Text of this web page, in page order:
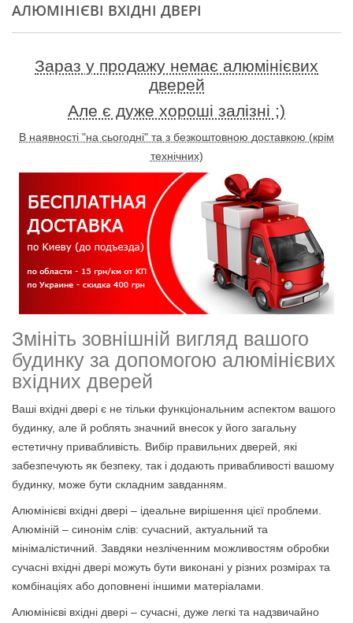
АЛЮМІНІЄВІ ВХІДНІ ДВЕРІ
Зараз у продажу немає алюмінієвих
дверей
Але є дуже хороші залізні ;)
В наявності "на сьогодні" та з безкоштовною доставкою (крім
технічних)
Змініть зовнішній вигляд вашого
будинку за допомогою алюмінієвих
вхідних дверей
Ваші вхідні двері є не тільки функціональним аспектом вашого
будинку, але й роблять значний внесок у його загальну
естетичну привабливість. Вибір правильних дверей, які
забезпечують як безпеку, так і додають привабливості вашому
будинку, може бути складним завданням.
Алюмінієві вхідні двері – ідеальне вирішення цієї проблеми.
Алюміній – синонім слів: сучасний, актуальний та
мінімалістичний. Завдяки незліченним можливостям обробки
сучасні вхідні двері можуть бути виконані у різних розмірах та
комбінаціях або доповнені іншими матеріалами.
Алюмінієві вхідні двері – сучасні, дуже легкі та надзвичайно